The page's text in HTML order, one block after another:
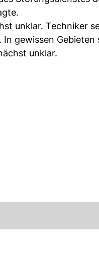
unklar. Techniker
gewissen
unklar.